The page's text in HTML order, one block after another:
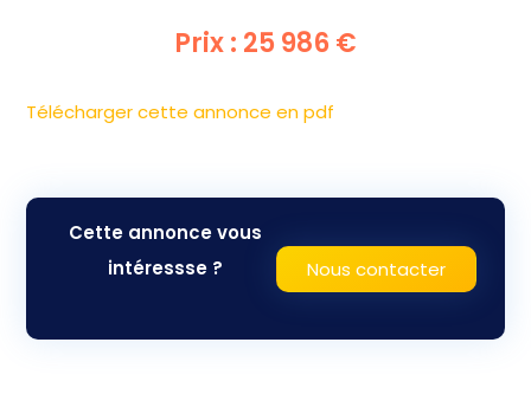
Prix : 25 986 €
Télécharger cette annonce en pdf
Cette annonce vous
intéressse ?
Nous contacter